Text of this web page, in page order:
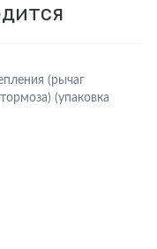
(рычаг
(упаковка